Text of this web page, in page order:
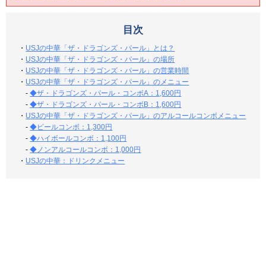
目次
・ USJの中華「ザ・ドラゴンズ・パール」とは？
・ USJの中華「ザ・ドラゴンズ・パール」の場所
・ USJの中華「ザ・ドラゴンズ・パール」の営業時間
・ USJの中華「ザ・ドラゴンズ・パール」のメニュー
-◆ザ・ドラゴンズ・パール・コンボA：1,600円
-◆ザ・ドラゴンズ・パール・コンボB：1,600円
・ USJの中華「ザ・ドラゴンズ・パール」のアルコールコンボメニュー
-◆ビールコンボ：1,300円
-◆ハイボールコンボ：1,100円
-◆ノンアルコールコンボ：1,000円
・ USJの中華：ドリンクメニュー